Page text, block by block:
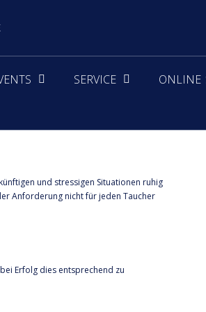
SERVICE ONLINE
und stressigen Situationen ruhig
Anforderung nicht für jeden Taucher
Erfolg dies entsprechend zu